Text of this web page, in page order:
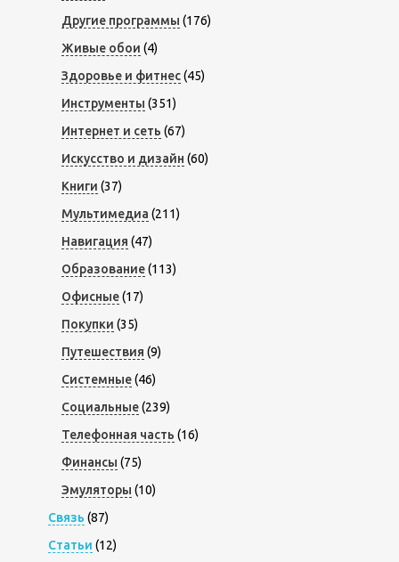
Другие программы (176)
Живые обои (4)
Здоровье и фитнес(45)
Инструменты (351)
Интернет и сеть (67)
Искусство и дизайн (60)
Книги (37)
Мультимедиа (211)
Навигация (47)
Образование(113)
Офисные(17)
Покупки (35)
Путешествия (9)
Системные(46)
Социальные(239)
Телефонная часть (16)
Финансы (75)
Эмуляторы (10)
Связь (87)
Статьи (12)